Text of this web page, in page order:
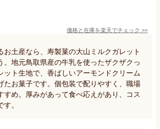
価格と在庫を楽天でチェック >>
お土産なら、寿製菓の大山ミルクガレット
。地元鳥取県産の牛乳を使ったザクザクっ
ット生地で、香ばしいアーモンドクリーム
たお菓子です。個包装で配りやすく、職場
すめ。厚みがあって食べ応えがあり、コス
。